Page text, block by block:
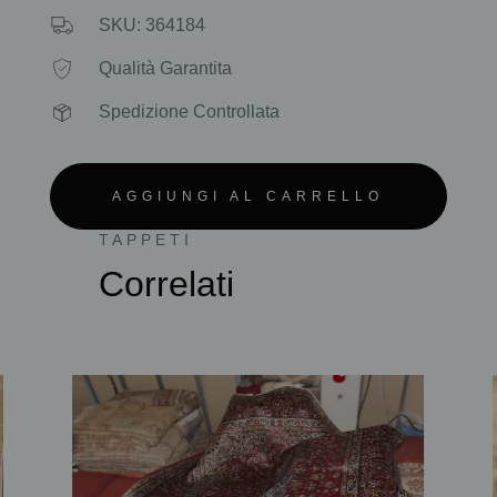
SKU: 364184
Qualità Garantita
Spedizione Controllata
AGGIUNGI AL CARRELLO
TAPPETI
Correlati